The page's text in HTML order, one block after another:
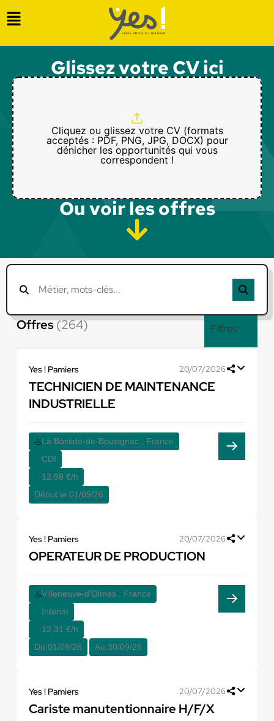
Glissez votre CV ici
Cliquez ou glissez votre CV (formats
acceptés : PDF, PNG, JPG, DOCX) pour
dénicher les opportunités qui vous
correspondent !
Ou voir les offres​
Offres(264) Filtres
Yes ! Pamiers 20/07/2026
TECHNICIEN DE MAINTENANCE
INDUSTRIELLE
La Bastide-de-Bousignac , France
CDI
12,98 €/h
Début le:01/09/26
Yes ! Pamiers 20/07/2026
OPERATEUR DE PRODUCTION
Villeneuve-d'Olmes , France
Interim
12,31 €/h
Du:01/09/26 Au:30/09/26
Yes ! Pamiers 20/07/2026
Cariste manutentionnaire H/F/X